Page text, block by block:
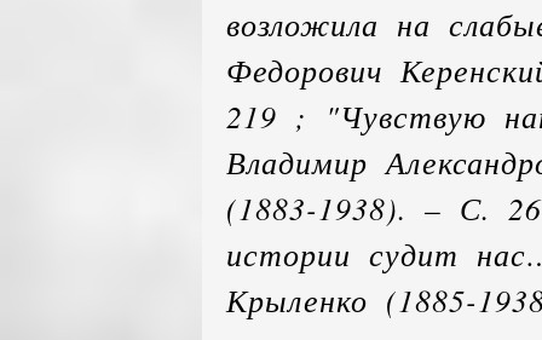
возложила на
Федорович
219 ; "Чувствую
Владимир
(1883-1938). – С.
истории судит
Крыленко (1885-